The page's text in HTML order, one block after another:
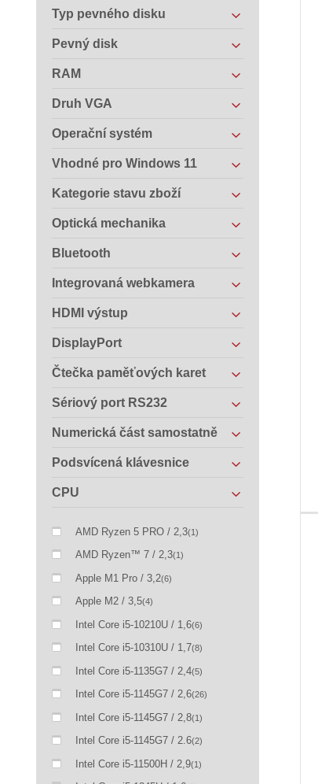
Typ pevného disku
Pevný disk
RAM
Druh VGA
Operační systém
Vhodné pro Windows 11
Kategorie stavu zboží
Optická mechanika
Bluetooth
Integrovaná webkamera
HDMI výstup
DisplayPort
Čtečka paměťových karet
Sériový port RS232
Numerická část samostatně
Podsvícená klávesnice
CPU
AMD Ryzen 5 PRO / 2,3(1)
AMD Ryzen™ 7 / 2,3(1)
Apple M1 Pro / 3,2(6)
Apple M2 / 3,5(4)
Intel Core i5-10210U / 1,6(6)
Intel Core i5-10310U / 1,7(8)
Intel Core i5-1135G7 / 2,4(5)
Intel Core i5-1145G7 / 2,6(26)
Intel Core i5-1145G7 / 2,8(1)
Intel Core i5-1145G7 / 2.6(2)
Intel Core i5-11500H / 2,9(1)